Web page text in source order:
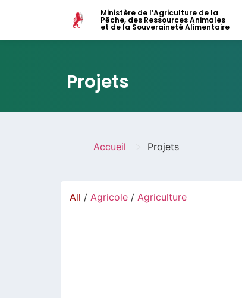
Ministère de l’Agriculture de la
Pêche, des Ressources Animales
et de la Souveraineté Alimentaire
Projets
Accueil Projets
All / Agricole / Agriculture